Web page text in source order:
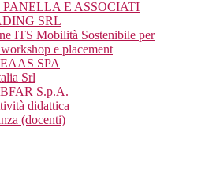
PANELLA E ASSOCIATI
SRL
ITS Mobilità Sostenibile per
e placement
SPA
Srl
S.p.A.
didattica
(docenti)